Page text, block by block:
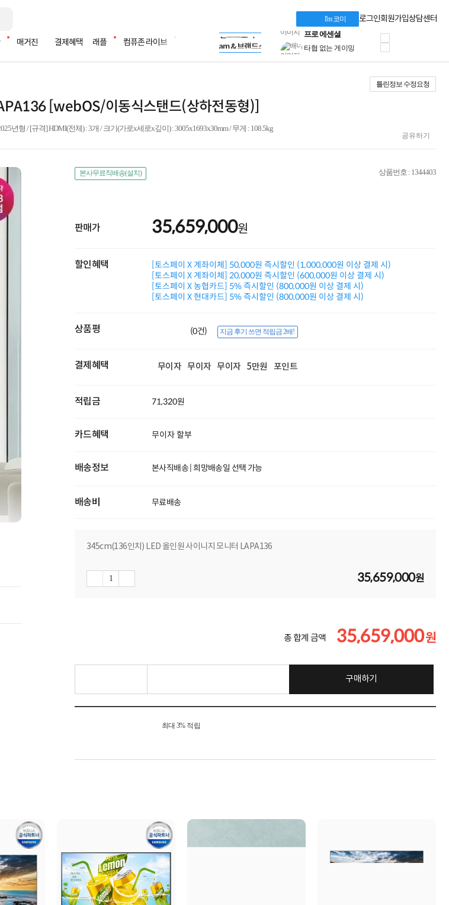
I'm 코미 로그인회원가입상담센터
매거진 결제혜택 래플 컴퓨존 라이브
LG gram & 브랜드스토어
Microsoft 브랜드스토어
AMD 브랜드스토어
Apple 기업전용관
Dell 구매 찬스
프로 에센셜
타협 없는 게이밍
HP OMEN
로지텍
MSI 공유기
적립금 3% 페이백
시스코 스위칭허브
누적 금액 별
틀린정보 수정요청
[webOS/이동식스탠드(상하전동형)]
년형 / [규격] HDMI(전체) : 3개 / 크기(가로x세로x깊이) : 3005x1693x30mm / 무게 : 108.5kg
공유하기
본사무료직배송(설치) 상품번호 : 1344403
판매가 35,659,000원
할인혜택
[토스페이 X 계좌이체] 50,000원 즉시할인 (1,000,000원 이상 결제 시)
[토스페이 X 계좌이체] 20,000원 즉시할인 (600,000원 이상 결제 시)
[토스페이 X 농협카드] 5% 즉시할인 (800,000원 이상 결제 시)
[토스페이 X 현대카드] 5% 즉시할인 (800,000원 이상 결제 시)
상품평 (0건) 지금 후기 쓰면 적립금 2배!
결제혜택 무이자 무이자 무이자 5만원 포인트
적립금 71,320원
카드혜택 무이자 할부
배송정보 본사직배송 | 희망배송일 선택 가능
배송비 무료배송
345cm(136인치) LED 올인원 사이니지 모니터 LAPA136
35,659,000원
총 합계 금액 35,659,000원
구매하기
최대 3% 적립